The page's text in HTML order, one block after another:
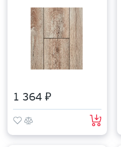
1 364 ₽